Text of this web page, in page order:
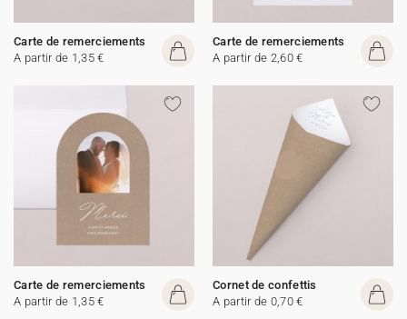
Carte de remerciements
A partir de 1,35 €
Carte de remerciements
A partir de 2,60 €
Carte de remerciements
A partir de 1,35 €
Cornet de confettis
A partir de 0,70 €